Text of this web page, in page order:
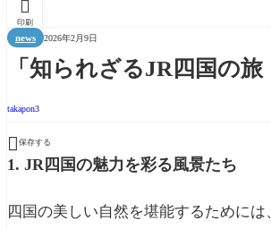

印刷
news 2026年2月9日
「知られざるJR四国の
takapon3
 保存する
1. JR四国の魅力を彩る風景たち
四国の美しい自然を堪能するために